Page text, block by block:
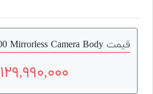
قیمت Sony Alpha a6400 Mirrorless Camera Body
۱۲۹,۹۹۰,۰۰۰